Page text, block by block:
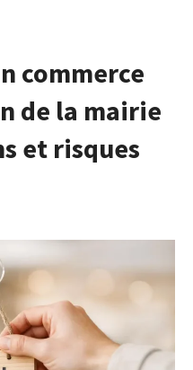
commerce
de la mairie
et risques